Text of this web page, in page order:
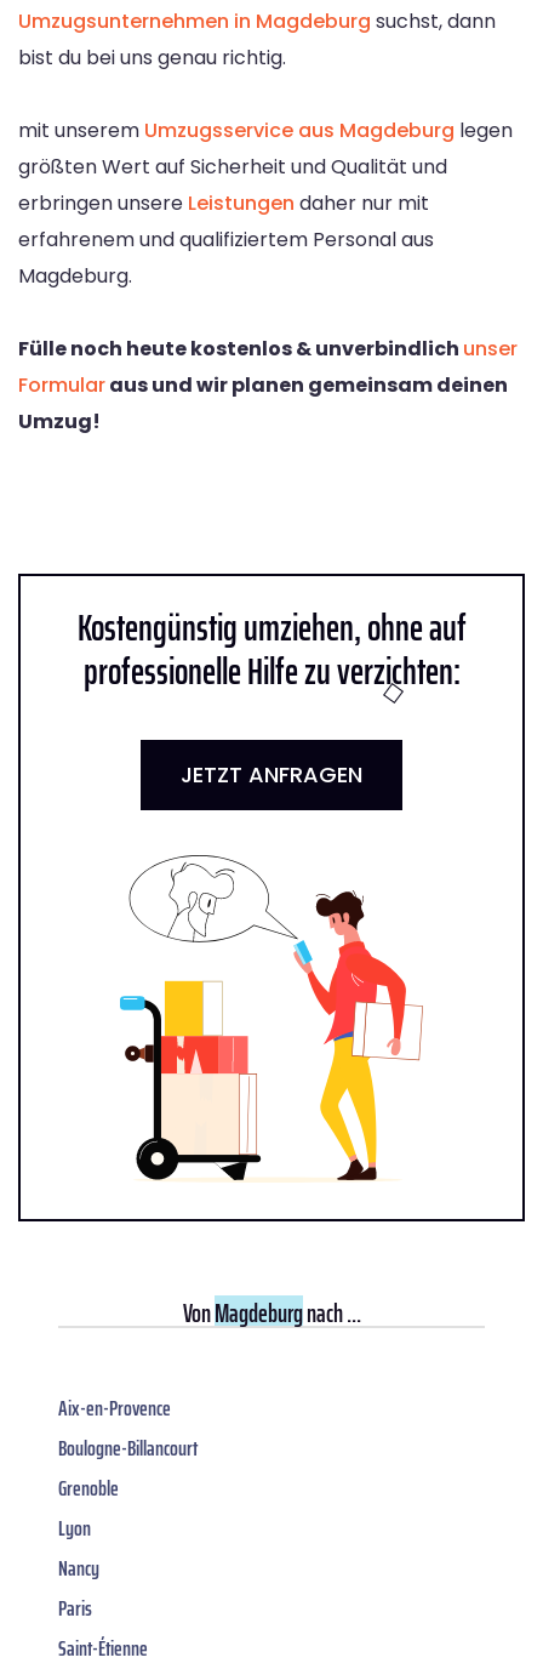
Umzugsunternehmen in Magdeburg suchst, dann
bist du bei uns genau richtig.
mit unserem Umzugsservice aus Magdeburg legen
größten Wert auf Sicherheit und Qualität und
erbringen unsere Leistungen daher nur mit
erfahrenem und qualifiziertem Personal aus
Magdeburg.
Fülle noch heute kostenlos & unverbindlich unser
Formularaus und wir planen gemeinsam deinen
Umzug!
Kostengünstig umziehen, ohne auf
professionelle Hilfe zu verzichten:
JETZT ANFRAGEN
VonMagdeburgnach ...
Aix-en-Provence
Boulogne-Billancourt
Grenoble
Lyon
Nancy
Paris
Saint-Étienne